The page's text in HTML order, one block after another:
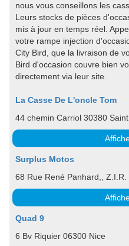
nous vous conseillons les
Leurs stocks de pièces
mis à jour en temps réel.
votre rampe injection
City Bird, que la livraison de
Bird d'occasion couvre bien
directement via leur site.
La Casse De L'oncle Tom
44 chemin Carriol 30380
Surplus Motos
68 Rue René Panhard,,
Quad 9
6 Bv Riquier 06300 Nice